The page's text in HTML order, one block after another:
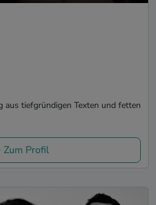
aus tiefgründigen Texten und fetten
Zum Profil